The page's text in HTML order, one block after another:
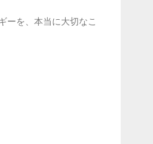
ーを、本当に大切なこ